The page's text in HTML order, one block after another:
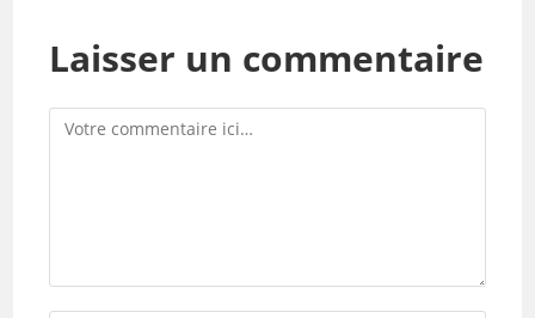
Laisser un commentaire